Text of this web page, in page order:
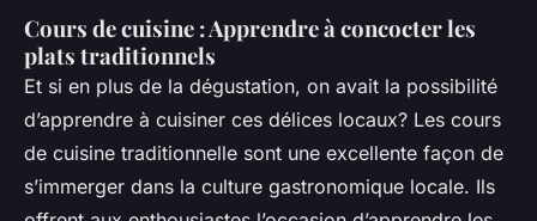
Cours de cuisine : Apprendre à concocter les
plats traditionnels
Et si en plus de la dégustation, on avait la possibilité
d’apprendre à cuisiner ces délices locaux? Les cours
de cuisine traditionnelle sont une excellente façon de
s’immerger dans la culture gastronomique locale. Ils